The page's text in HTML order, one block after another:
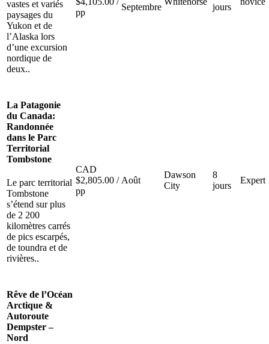
vastes et variés
paysages du
Yukon et de
l’Alaska lors
d’une excursion
nordique de
deux..
pp
Septembre
jours
La Patagonie
du Canada:
Randonnée
dans le Parc
Territorial
Tombstone
Le parc territorial
Tombstone
s’étend sur plus
de 2 200
kilomètres carrés
de pics escarpés,
de toundra et de
rivières..
CAD
$2,805.00 /
pp
Août
Dawson
City
8
jours
Expert
Rêve de l’Océan
Arctique &
Autoroute
Dempster –
Nord